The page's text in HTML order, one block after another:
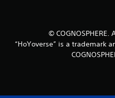
© COGNOSPHERE.
“HoYoverse” is a trademark